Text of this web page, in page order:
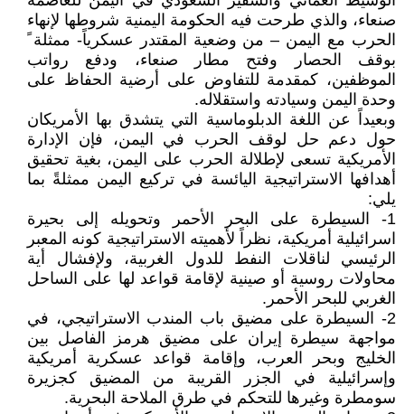
صنعاء، والذي طرحت فيه الحكومة اليمنية شروطها لإنهاء
الحرب مع اليمن – من وضعية المقتدر عسكرياً- ممثلة ً
بوقف الحصار وفتح مطار صنعاء، ودفع رواتب
الموظفين، كمقدمة للتفاوض على أرضية الحفاظ على
وحدة اليمن وسيادته واستقلاله.
وبعيداً عن اللغة الدبلوماسية التي يتشدق بها الأمريكان
حول دعم حل لوقف الحرب في اليمن، فإن الإدارة
الأمريكية تسعى لإطلالة الحرب على اليمن، بغية تحقيق
أهدافها الاستراتيجية اليائسة في تركيع اليمن ممثلةً بما
يلي:
1- السيطرة على البحر الأحمر وتحويله إلى بحيرة
اسرائيلية أمريكية، نظراً لأهميته الاستراتيجية كونه المعبر
الرئيسي لناقلات النفط للدول الغربية، ولإفشال أية
محاولات روسية أو صينية لإقامة قواعد لها على الساحل
الغربي للبحر الأحمر.
2- السيطرة على مضيق باب المندب الاستراتيجي، في
مواجهة سيطرة إيران على مضيق هرمز الفاصل بين
الخليج وبحر العرب، وإقامة قواعد عسكرية أمريكية
وإسرائيلية في الجزر القريبة من المضيق كجزيرة
سومطرة وغيرها للتحكم في طرق الملاحة البحرية.